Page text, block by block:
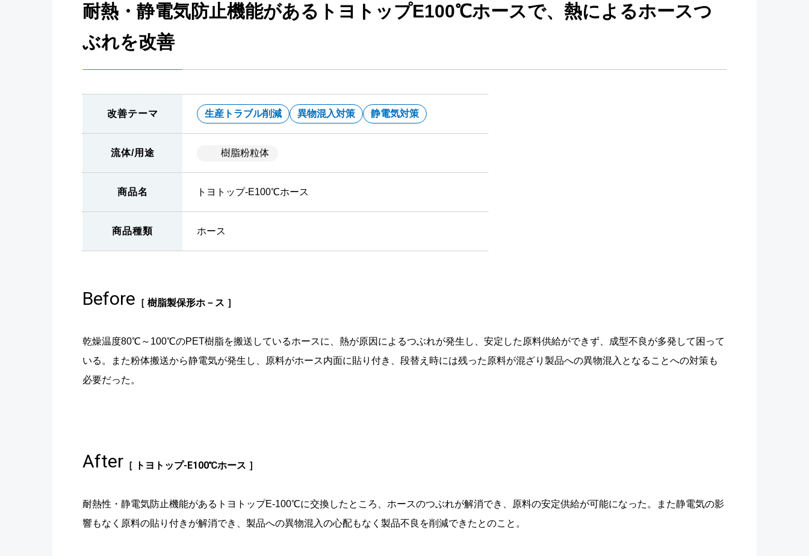
耐熱・静電気防止機能があるトヨトップE100℃ホースで、熱によるホースつ
ぶれを改善
改善テーマ 生産トラブル削減 異物混入対策 静電気対策
流体/用途 樹脂粉粒体
商品名 トヨトップ-E100℃ホース
商品種類 ホース
Before ［ 樹脂製保形ホ－ス ］
乾燥温度80℃～100℃のPET樹脂を搬送しているホースに、熱が原因によるつぶれが発生し、安定した原料供給ができず、成型不良が多発して困って
いる。また粉体搬送から静電気が発生し、原料がホース内面に貼り付き、段替え時には残った原料が混ざり製品への異物混入となることへの対策も
必要だった。
After ［ トヨトップ-E100℃ホース ］
耐熱性・静電気防止機能があるトヨトップE-100℃に交換したところ、ホースのつぶれが解消でき、原料の安定供給が可能になった。また静電気の影
響もなく原料の貼り付きが解消でき、製品への異物混入の心配もなく製品不良を削減できたとのこと。